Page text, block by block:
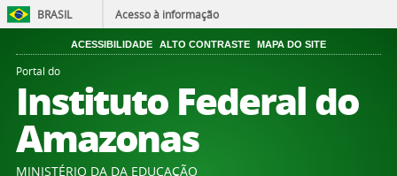
BRASIL Acesso à informação
ACESSIBILIDADE ALTO CONTRASTE MAPA DO SITE
Portal do
Instituto Federal do
Amazonas
MINISTÉRIO DA DA EDUCAÇÃO